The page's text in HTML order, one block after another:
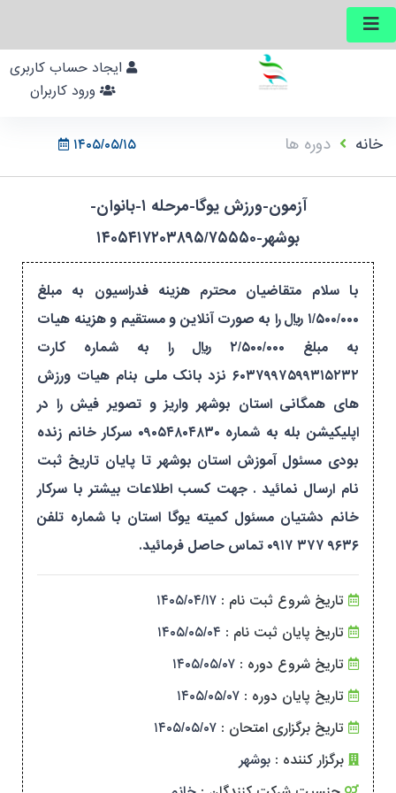
۱۴۰۵/۰۵/۱۵ خانه دوره ها
آزمون-ورزش یوگا-مرحله ۱-بانوان-
بوشهر-۱۴۰۵۴۱۷۲۰۳۸۹۵/۷۵۵۵۰
با سلام متقاضیان محترم هزینه فدراسیون به مبلغ
۱/۵۰۰/۰۰۰ ریال را به صورت آنلاین و مستقیم و هزینه هیات
به مبلغ ۲/۵۰۰/۰۰۰ ریال را به شماره کارت
۶۰۳۷۹۹۷۵۹۹۳۱۵۲۳۲ نزد بانک ملی بنام هیات ورزش
های همگانی استان بوشهر واریز و تصویر فیش را در
اپلیکیشن بله به شماره ۰۹۰۵۴۸۰۴۸۳۰ سرکار خانم زنده
بودی مسئول آموزش استان بوشهر تا پایان تاریخ ثبت
نام ارسال نمائید . جهت کسب اطلاعات بیشتر با سرکار
خانم دشتیان مسئول کمیته یوگا استان با شماره تلفن
‏‪۰۹۱۷ ۳۷۷ ۹۶۳۶‬‏ تماس حاصل فرمائید.
تاریخ شروع ثبت نام : ۱۴۰۵/۰۴/۱۷
تاریخ پایان ثبت نام : ۱۴۰۵/۰۵/۰۴
تاریخ شروع دوره : ۱۴۰۵/۰۵/۰۷
تاریخ پایان دوره : ۱۴۰۵/۰۵/۰۷
تاریخ برگزاری امتحان : ۱۴۰۵/۰۵/۰۷
برگزار کننده : بوشهر